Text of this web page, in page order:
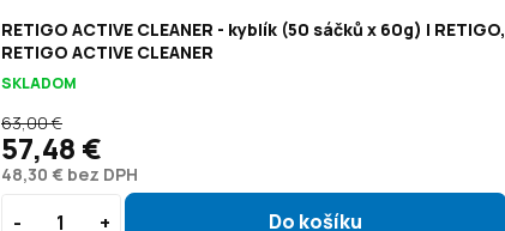
RETIGO ACTIVE CLEANER - kyblík (50 sáčků x 60g) | RETIGO,
RETIGO ACTIVE CLEANER
SKLADOM
48,30 € bez DPH
63,00 €
57,48 €